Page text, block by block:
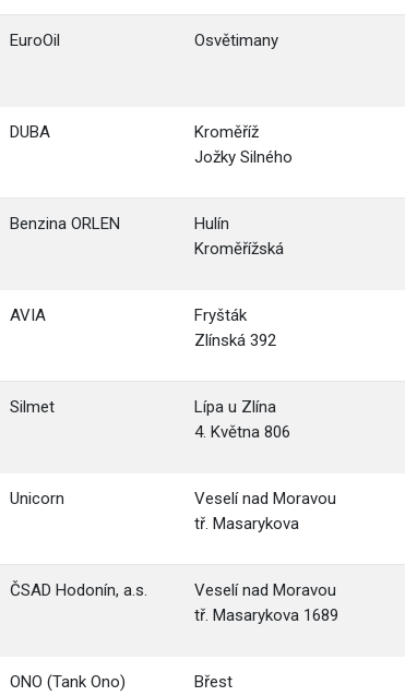
EuroOil Osvětimany
DUBA
Kroměříž
Jožky Silného
Benzina ORLEN
Hulín
Kroměřížská
AVIA
Fryšták
Zlínská 392
Silmet
Lípa u Zlína
4. Května 806
Unicorn
Veselí nad Moravou
tř. Masarykova
ČSAD Hodonín, a.s.
Veselí nad Moravou
tř. Masarykova 1689
ONO (Tank Ono)
Břest